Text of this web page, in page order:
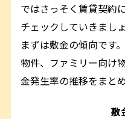
ではさっそく賃貸契約
チェックしていきましょ
まずは敷金の傾向です
物件、ファミリー向け
金発生率の推移をまと
敷